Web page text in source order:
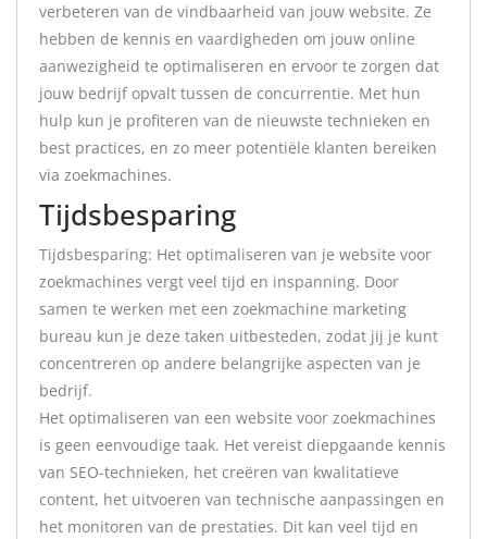
verbeteren van de vindbaarheid van jouw website. Ze
hebben de kennis en vaardigheden om jouw online
aanwezigheid te optimaliseren en ervoor te zorgen dat
jouw bedrijf opvalt tussen de concurrentie. Met hun
hulp kun je profiteren van de nieuwste technieken en
best practices, en zo meer potentiële klanten bereiken
via zoekmachines.
Tijdsbesparing
Tijdsbesparing: Het optimaliseren van je website voor
zoekmachines vergt veel tijd en inspanning. Door
samen te werken met een zoekmachine marketing
bureau kun je deze taken uitbesteden, zodat jij je kunt
concentreren op andere belangrijke aspecten van je
bedrijf.
Het optimaliseren van een website voor zoekmachines
is geen eenvoudige taak. Het vereist diepgaande kennis
van SEO-technieken, het creëren van kwalitatieve
content, het uitvoeren van technische aanpassingen en
het monitoren van de prestaties. Dit kan veel tijd en